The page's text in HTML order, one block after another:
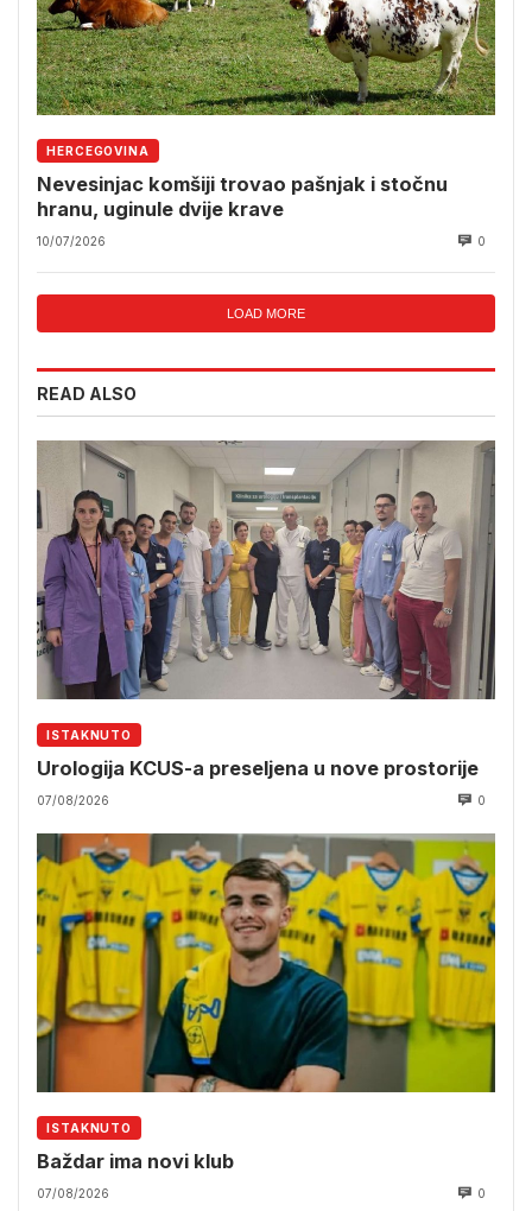
HERCEGOVINA
Nevesinjac komšiji trovao pašnjak i stočnu
hranu, uginule dvije krave
10/07/2026 0
LOAD MORE
READ ALSO
ISTAKNUTO
Urologija KCUS-a preseljena u nove prostorije
07/08/2026 0
ISTAKNUTO
Baždar ima novi klub
07/08/2026 0